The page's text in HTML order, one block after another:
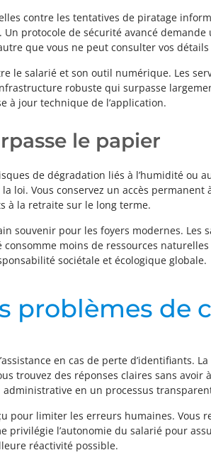
contre les tentatives de piratage
protocole de sécurité avancé
que vous ne peut consulter vos
le salarié et son outil numérique. Les
robuste qui surpasse
à jour technique de l’application.
le papier
de dégradation liés à l’humidité ou
loi. Vous conservez un accès
à la retraite sur le long terme.
souvenir pour les foyers modernes.
moins de ressources
sociétale et écologique globale.
problèmes de
en cas de perte d’identifiants.
trouvez des réponses claires sans
en un processus
pour limiter les erreurs humaines. Vous
privilégie l’autonomie du salarié pour
réactivité possible.